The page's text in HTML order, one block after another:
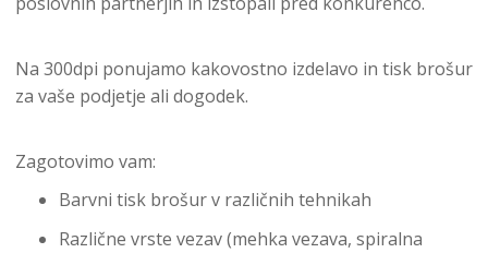
Na 300dpi ponujamo kakovostno izdelavo in tisk brošur
za vaše podjetje ali dogodek.
Zagotovimo vam:
Barvni tisk brošur v različnih tehnikah
Različne vrste vezav (mehka vezava, spiralna